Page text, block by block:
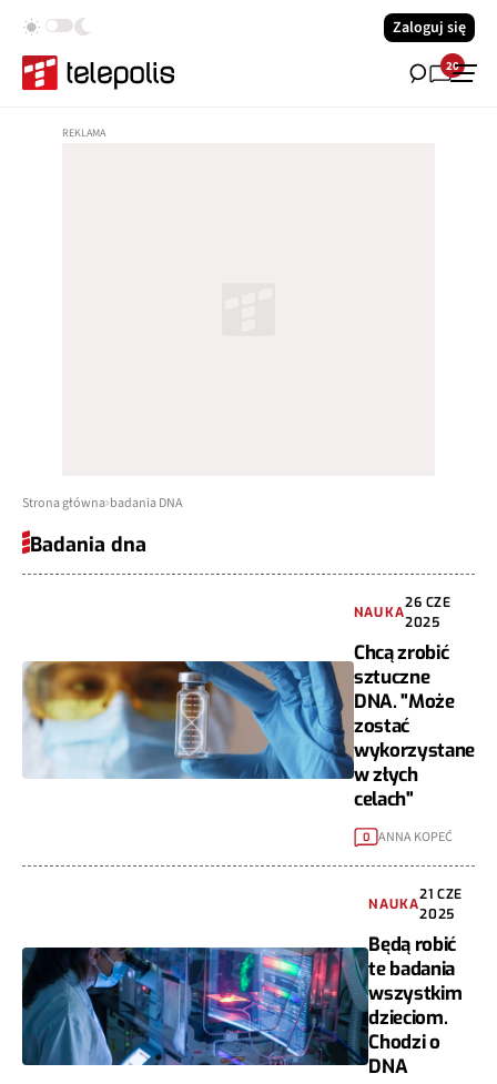
Zaloguj się
20
Strona główna badania DNA
Badania dna
NAUKA
26 CZE
2025
Chcą zrobić
sztuczne
DNA. "Może
zostać
wykorzystane
w złych
celach"
0 ANNA KOPEĆ
NAUKA
21 CZE
2025
Będą robić
te badania
wszystkim
dzieciom.
Chodzi o
DNA